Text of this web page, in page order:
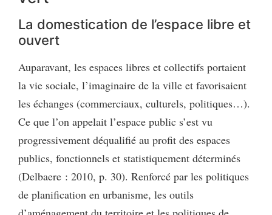
La domestication de l’espace libre et
ouvert
Auparavant, les espaces libres et collectifs portaient
la vie sociale, l’imaginaire de la ville et favorisaient
les échanges (commerciaux, culturels, politiques…).
Ce que l’on appelait l’espace public s’est vu
progressivement déqualifié au profit des espaces
publics, fonctionnels et statistiquement déterminés
(Delbaere : 2010, p. 30). Renforcé par les politiques
de planification en urbanisme, les outils